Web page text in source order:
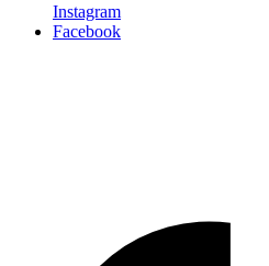
Instagram
Facebook